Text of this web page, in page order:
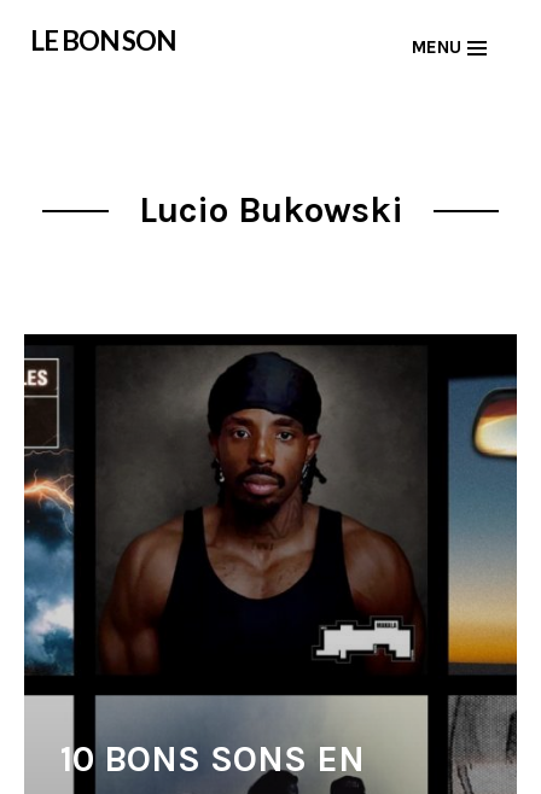
LE BON SON MENU
Lucio Bukowski
10 BONS SONS EN